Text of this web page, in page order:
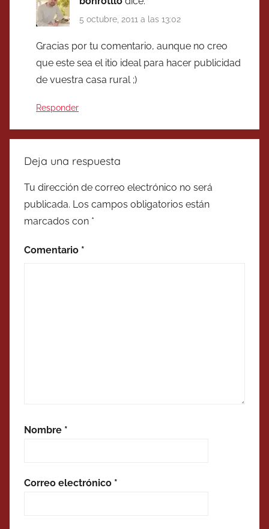
5 octubre, 2011 a las 13:02
Gracias por tu comentario, aunque no creo
que este sea el itio ideal para hacer publicidad
de vuestra casa rural ;)
Responder
Deja una respuesta
Tu dirección de correo electrónico no será
publicada. Los campos obligatorios están
marcados con *
Comentario *
Nombre *
Correo electrónico *